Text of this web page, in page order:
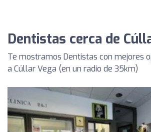
Dentistas cerca de
Te mostramos Dentistas con mejores
a Cúllar Vega (en un radio de 35km)